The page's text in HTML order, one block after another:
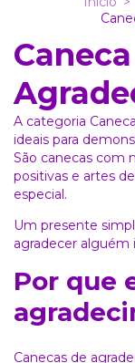
A categoria
ideais para
São canecas com
positivas e artes
especial.
Um presente
agradecer alguém
Por que
Canecas de